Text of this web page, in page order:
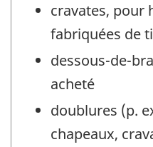
cravates, pour
fabriquées de
dessous-de-
acheté
doublures (p.
chapeaux,